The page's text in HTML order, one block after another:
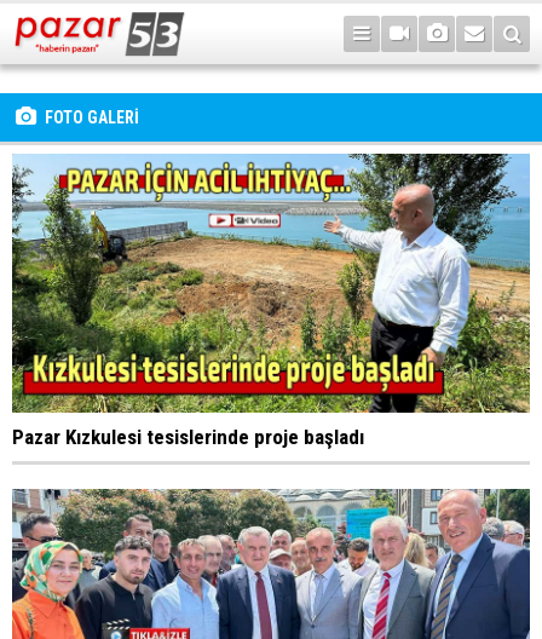
FOTO GALERİ
Pazar Kızkulesi tesislerinde proje başladı